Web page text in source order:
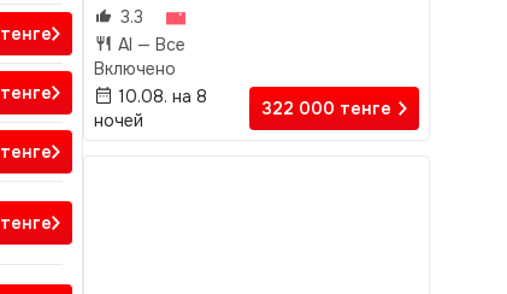
тенге
тенге
тенге
тенге
3.3
AI — Все
Включено
10.08. на 8
ночей
322 000 тенге